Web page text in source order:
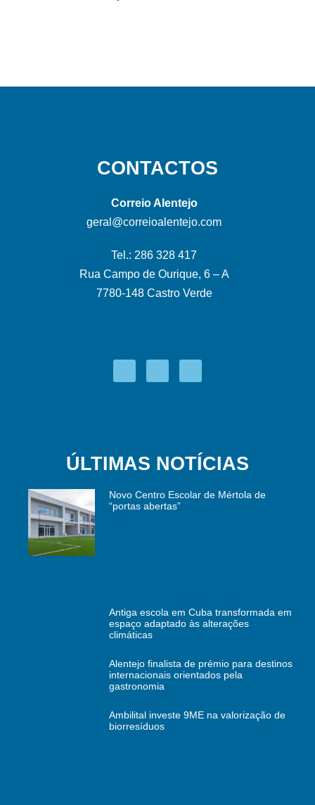
CONTACTOS
Correio Alentejo
geral@correioalentejo.com
Tel.: 286 328 417
Rua Campo de Ourique, 6 – A
7780-148 Castro Verde
ÚLTIMAS NOTÍCIAS
Novo Centro Escolar de Mértola de
“portas abertas”
Antiga escola em Cuba transformada em
espaço adaptado às alterações
climáticas
Alentejo finalista de prémio para destinos
internacionais orientados pela
gastronomia
Ambilital investe 9ME na valorização de
biorresíduos